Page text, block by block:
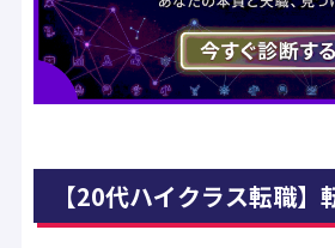
【20代ハイクラス転職】